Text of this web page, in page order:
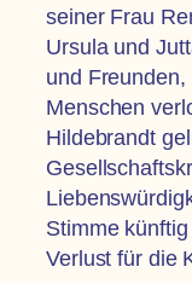
seiner Frau
Ursula und
und
Menschen
Hildebrandt
Stimme
Verlust für die